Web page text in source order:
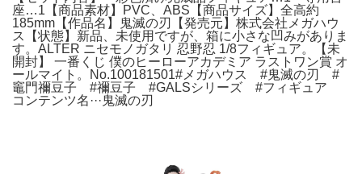
座…1【商品素材】PVC、ABS【商品サイズ】全高約
185mm【作品名】鬼滅の刃【発売元】株式会社メガハウ
ス【状態】新品、未使用ですが、箱に小さな凹みがありま
す。ALTER ニセモノガタリ 忍野忍 1/8フィギュア。【未
開封】 一番くじ 僕のヒーローアカデミア ラストワン賞 オ
ールマイト。No.100181501#メガハウス #鬼滅の刃 #
竈門禰豆子 #禰豆子 #GALSシリーズ #フィギュア
コンテンツ名···鬼滅の刃